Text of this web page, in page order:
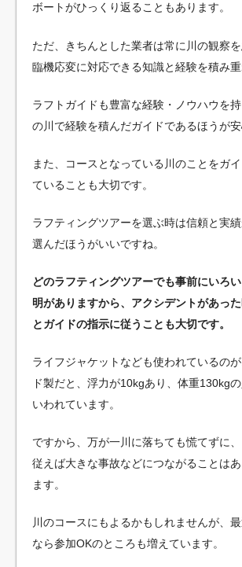
ボートがひっくり返ることもあります。
ただ、きちんとした業者は常に川の観察を
臨機応変に対応できる知識と経験を積み重
ラフトガイドも豊富な経験・ノウハウを
の川で経験を積んだガイドであるほうが安
また、コースとなっている川のことをガ
ていることも大切です。
ラフティングツアーを選ぶ時は信頼と実
選んだほうがいいですね。
どのラフティングツアーでも事前にいろ
明がありますから、アクシデントがあっ
とガイドの指示に従うことも大切です。
ライフジャケットなども使われているの
ド製だと、浮力が10kgあり、体重130kg
いわれています。
ですから、万が一川に落ちても慌てずに
従えば大きな事故などにつながることは
ます。
川のコースにもよるかもしれませんが、
なら参加OKのところも増えています。